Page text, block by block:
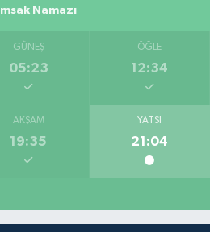
İmsak Namazı
GÜNEŞ
05:23
ÖĞLE
12:34
AKŞAM
19:35
YATSI
21:04